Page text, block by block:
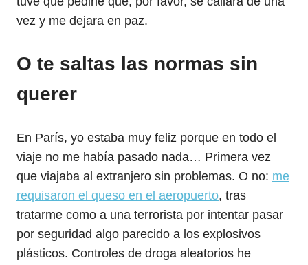
vez y me dejara en paz.
O te saltas las normas sin
querer
En París, yo estaba muy feliz porque en todo el
viaje no me había pasado nada… Primera vez
que viajaba al extranjero sin problemas. O no: me
requisaron el queso en el aeropuerto, tras
tratarme como a una terrorista por intentar pasar
por seguridad algo parecido a los explosivos
plásticos. Controles de droga aleatorios he